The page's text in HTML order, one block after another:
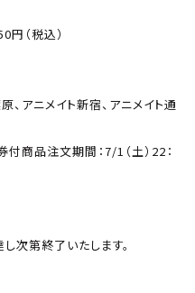
（税込）
、アニメイト新宿、アニメイト通
商品注文期間：7/1（土）22：
次第終了いたします。